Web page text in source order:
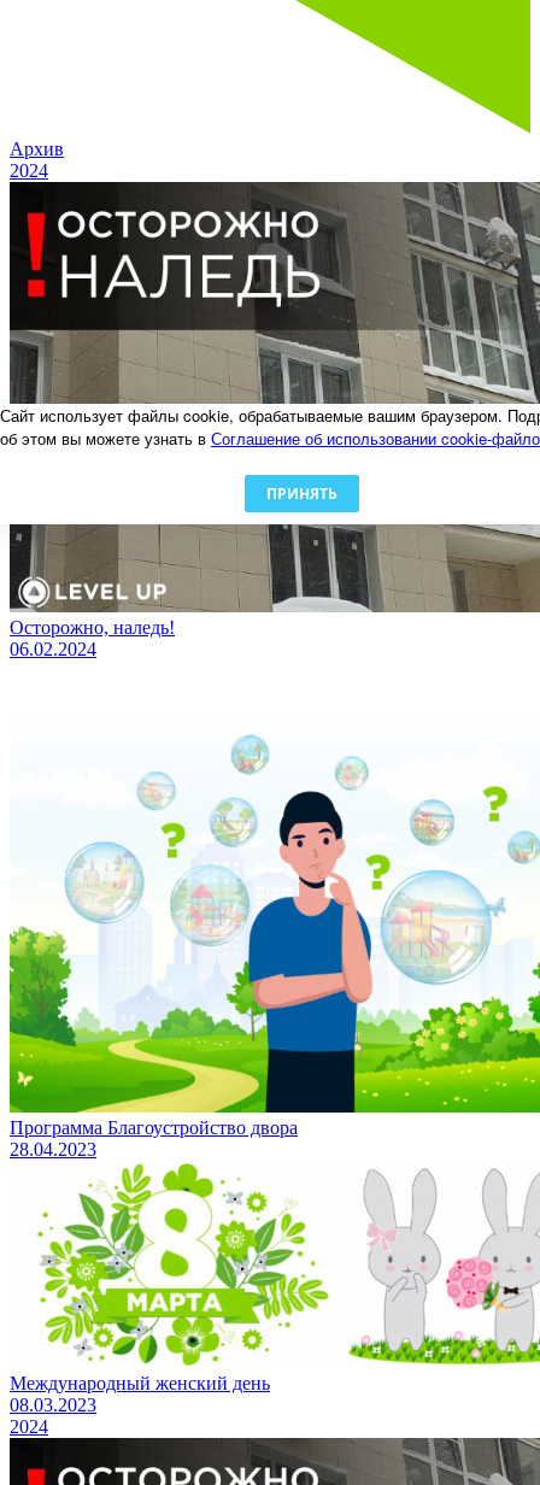
Архив
2024
Осторожно, наледь!
06.02.2024
Программа Благоустройство двора
28.04.2023
Международный женский день
08.03.2023
2024
Сайт использует файлы cookie, обрабатываемые вашим браузером.
об этом вы можете узнать в Соглашение об использовании cookie-
ПРИНЯТЬ